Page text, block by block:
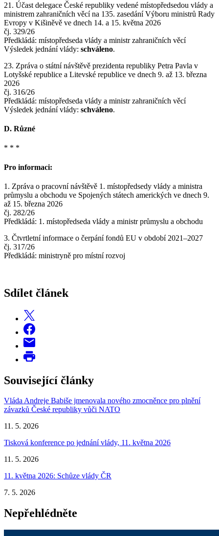
21. Účast delegace České republiky vedené místopředsedou vlády a
ministrem zahraničních věcí na 135. zasedání Výboru ministrů Rady
Evropy v Kišiněvě ve dnech 14. a 15. května 2026
čj. 329/26
Předkládá: místopředseda vlády a ministr zahraničních věcí
Výsledek jednání vlády: schváleno.
23. Zpráva o státní návštěvě prezidenta republiky Petra Pavla v
Lotyšské republice a Litevské republice ve dnech 9. až 13. března
2026
čj. 316/26
Předkládá: místopředseda vlády a ministr zahraničních věcí
Výsledek jednání vlády: schváleno.
D. Různé
* * *
Pro informaci:
1. Zpráva o pracovní návštěvě 1. místopředsedy vlády a ministra
průmyslu a obchodu ve Spojených státech amerických ve dnech 9.
až 15. března 2026
čj. 282/26
Předkládá: 1. místopředseda vlády a ministr průmyslu a obchodu
3. Čtvrtletní informace o čerpání fondů EU v období 2021–2027
čj. 317/26
Předkládá: ministryně pro místní rozvoj
Sdílet článek
Související články
Vláda Andreje Babiše jmenovala nového zmocněnce pro plnění
závazků České republiky vůči NATO
11. 5. 2026
Tisková konference po jednání vlády, 11. května 2026
11. 5. 2026
11. května 2026: Schůze vlády ČR
7. 5. 2026
Nepřehlédněte